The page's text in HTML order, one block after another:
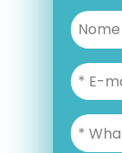
O
sua